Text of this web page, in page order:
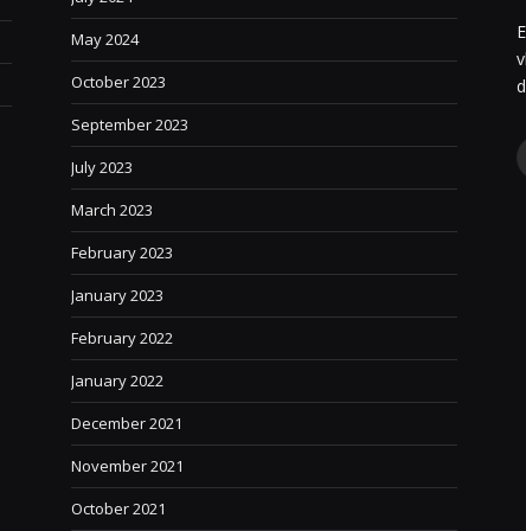
May 2024
October 2023
September 2023
July 2023
March 2023
February 2023
January 2023
February 2022
January 2022
December 2021
November 2021
October 2021